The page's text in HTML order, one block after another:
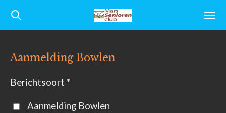
Ga
direct
de
hoofdinhoud
Aanmelding Bowlen
Berichtsoort *
Aanmelding Bowlen